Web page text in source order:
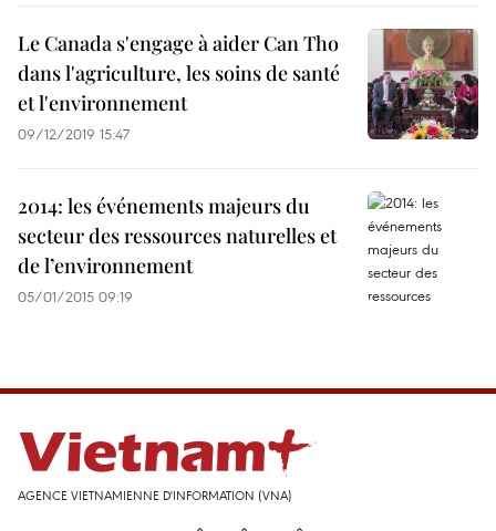
Le Canada s'engage à aider Can Tho
dans l'agriculture, les soins de santé
et l'environnement
09/12/2019 15:47
2014: les événements majeurs du
secteur des ressources naturelles et
de l’environnement
05/01/2015 09:19
AGENCE VIETNAMIENNE D'INFORMATION (VNA)